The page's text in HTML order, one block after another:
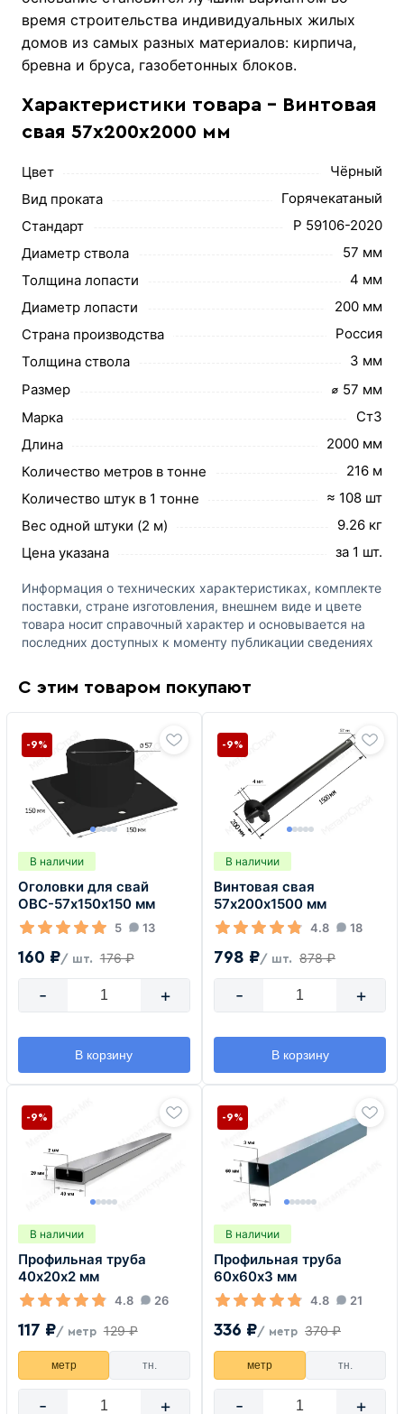
время строительства индивидуальных жилых
домов из самых разных материалов: кирпича,
бревна и бруса, газобетонных блоков.
Характеристики товара - Винтовая
свая 57х200х2000 мм
Цвет
Чёрный
Вид проката
Горячекатаный
Стандарт
Р 59106-2020
Диаметр ствола
57 мм
Толщина лопасти
4 мм
Диаметр лопасти
200 мм
Страна производства
Россия
Толщина ствола
3 мм
Размер
⌀ 57 мм
Марка
Ст3
Длина
2000 мм
Количество метров в тонне
216 м
Количество штук в 1 тонне
≈ 108 шт
Вес одной штуки (2 м)
9.26 кг
Цена указана
за 1 шт.
Информация о технических характеристиках, комплекте
поставки, стране изготовления, внешнем виде и цвете
товара носит справочный характер и основывается на
последних доступных к моменту публикации сведениях
С этим товаром покупают
В наличии
Оголовки для свай
ОВС-57х150х150 мм
5 13
160 ₽/ шт. 176 ₽
-9%
- +
В корзину
В наличии
Винтовая свая
57х200х1500 мм
4.8 18
798 ₽/ шт. 878 ₽
-9%
- +
В корзину
В наличии
Профильная труба
40х20х2 мм
4.8 26
117 ₽/ метр 129 ₽
-9%
метр тн.
- +
В наличии
Профильная труба
60х60х3 мм
4.8 21
336 ₽/ метр 370 ₽
-9%
метр тн.
- +